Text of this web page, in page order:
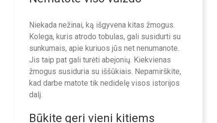
Niekada nežinai, ką išgyvena kitas žmogus.
Kolega, kuris atrodo tobulas, gali susidurti su
sunkumais, apie kuriuos jūs net nenumanote.
Jis taip pat gali turėti abejonių. Kiekvienas
žmogus susiduria su iššūkiais. Nepamirškite,
kad darbe matote tik nedidelę visos istorijos
dalį.
Būkite geri vieni kitiems